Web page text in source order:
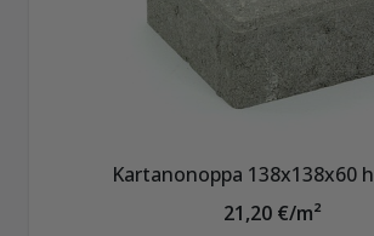
Kartanonoppa 138x138x60
21,20 €/m²